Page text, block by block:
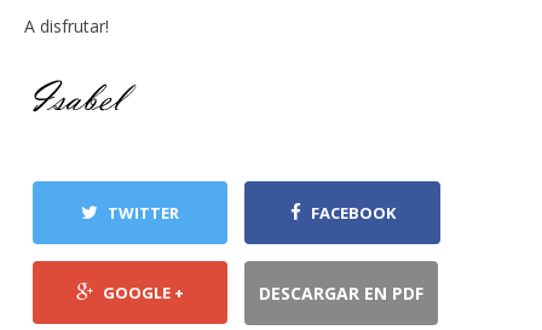
A disfrutar!
TWITTER FACEBOOK
GOOGLE + DESCARGAR EN PDF